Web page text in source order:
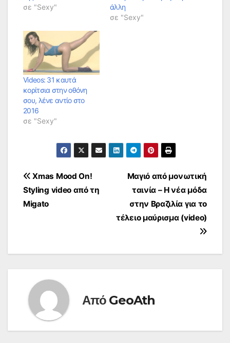
σε "Sexy"
άλλη
σε "Sexy"
Videos: 31 καυτά
κορίτσια στην οθόνη
σου, λένε αντίο στο
2016
σε "Sexy"
Πλοήγηση
άρθρων
Μαγιό από μονωτική
ταινία – Η νέα μόδα
στην Βραζιλία για το
τέλειο μαύρισμα (video)
Xmas Mood On!
Styling video από τη
Μigato
Από GeoAth